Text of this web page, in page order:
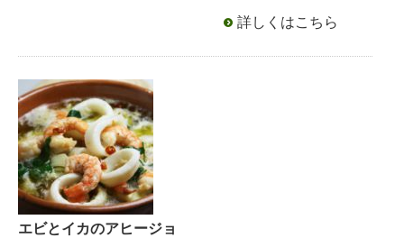
詳しくはこちら
エビとイカのアヒージョ